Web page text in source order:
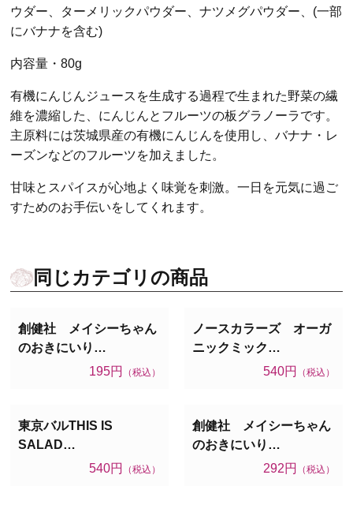
ウダー、ターメリックパウダー、ナツメグパウダー、(一部
にバナナを含む)
内容量・80g
有機にんじんジュースを生成する過程で生まれた野菜の繊
維を濃縮した、にんじんとフルーツの板グラノーラです。
主原料には茨城県産の有機にんじんを使用し、バナナ・レ
ーズンなどのフルーツを加えました。
甘味とスパイスが心地よく味覚を刺激。一日を元気に過ご
すためのお手伝いをしてくれます。
同じカテゴリの商品
創健社 メイシーちゃん
のおきにいり…
195円
（税込）
ノースカラーズ オーガ
ニックミック…
540円
（税込）
東京バルTHIS IS
SALAD…
540円
（税込）
創健社 メイシーちゃん
のおきにいり…
292円
（税込）